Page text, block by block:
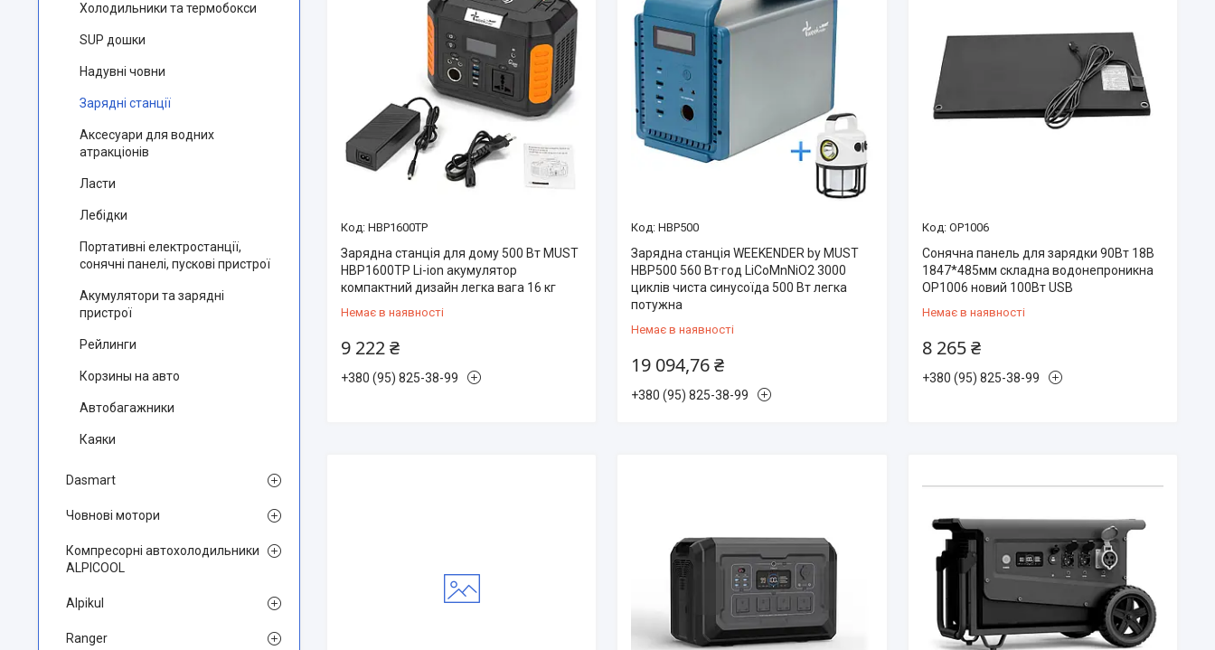
HBP1600TP
Зарядна станція для дому 500 Вт MUST
HBP1600TP Li-ion акумулятор
компактний дизайн легка вага 16 кг
Немає в наявності
9 222 ₴
+380 (95) 825-38-99
HBP500
Зарядна станція WEEKENDER by MUST
HBP500 560 Вт·год LiCoMnNiO2 3000
циклів чиста синусоїда 500 Вт легка
потужна
Немає в наявності
19 094,76 ₴
+380 (95) 825-38-99
OP1006
Сонячна панель для зарядки 90Вт 18В
1847*485мм складна водонепроникна
OP1006 новий 100Вт USB
Немає в наявності
8 265 ₴
+380 (95) 825-38-99
Холодильники та термобокси
SUP дошки
Надувні човни
Зарядні станції
Аксесуари для водних
атракціонів
Ласти
Лебідки
Портативні електростанції,
сонячні панелі, пускові пристрої
Акумулятори та зарядні
пристрої
Рейлинги
Корзины на авто
Автобагажники
Каяки
Dasmart
Човнові мотори
Компресорні автохолодильники
ALPICOOL
Alpikul
Ranger